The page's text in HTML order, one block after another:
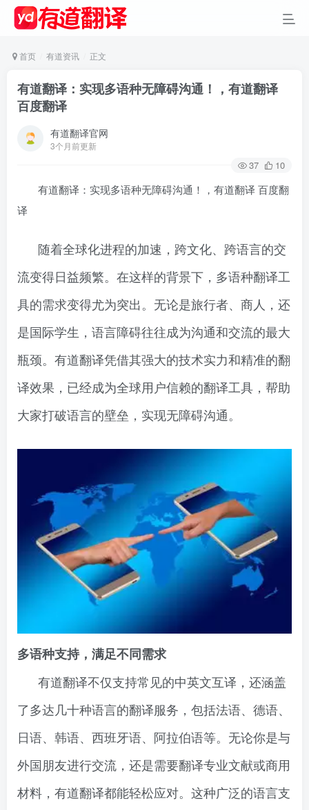
首页 有道资讯 正文
有道翻译：实现多语种无障碍沟通！，有道翻译
百度翻译
有道翻译官网
3个月前更新
37 10
有道翻译：实现多语种无障碍沟通！，有道翻译 百度翻
译
随着全球化进程的加速，跨文化、跨语言的交
流变得日益频繁。在这样的背景下，多语种翻译工
具的需求变得尤为突出。无论是旅行者、商人，还
是国际学生，语言障碍往往成为沟通和交流的最大
瓶颈。有道翻译凭借其强大的技术实力和精准的翻
译效果，已经成为全球用户信赖的翻译工具，帮助
大家打破语言的壁垒，实现无障碍沟通。
多语种支持，满足不同需求
有道翻译不仅支持常见的中英文互译，还涵盖
了多达几十种语言的翻译服务，包括法语、德语、
日语、韩语、西班牙语、阿拉伯语等。无论你是与
外国朋友进行交流，还是需要翻译专业文献或商用
材料，有道翻译都能轻松应对。这种广泛的语言支